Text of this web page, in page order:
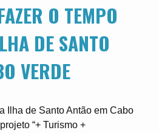
O TEMPO
DE SANTO
VERDE
Ilha de Santo Antão em Cabo
“+ Turismo +